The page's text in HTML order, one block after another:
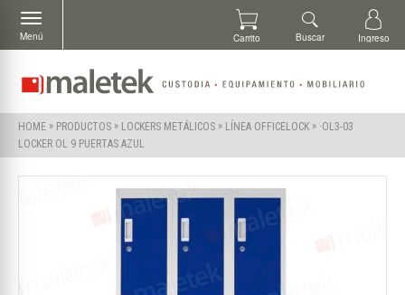
HOME » PRODUCTOS » LOCKERS METÁLICOS » LÍNEA OFFICELOCK » ·OL3-03
LOCKER OL 9 PUERTAS AZUL
Menú Carrito Buscar Ingreso